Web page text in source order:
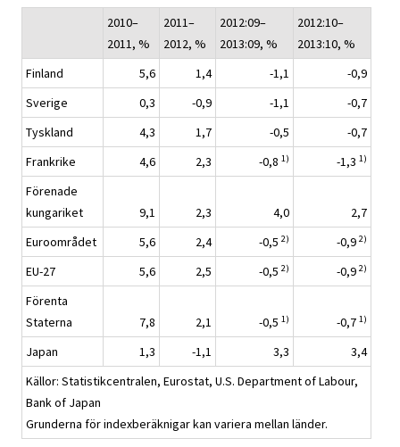
2010–
2011, %
2011–
2012, %
2012:09–
2013:09, %
2012:10–
2013:10, %
Finland
5,6 1,4 -1,1
-0,9
Sverige
0,3 -0,9 -1,1
-0,7
Tyskland
4,3 1,7 -0,5
-0,7
Frankrike
4,6 2,3 -0,8 1) -1,3 1)
Förenade
kungariket
9,1 2,3 4,0
2,7
Euroområdet
5,6 2,4 -0,5 2) -0,9 2)
EU-27 5,6 2,5 -0,5 2) -0,9 2)
Förenta
Staterna
7,8 2,1 -0,5 1) -0,7 1)
Japan 1,3 -1,1 3,3
3,4
Källor: Statistikcentralen, Eurostat, U.S. Department of Labour,
Bank of Japan
Grunderna för indexberäknigar kan variera mellan länder.